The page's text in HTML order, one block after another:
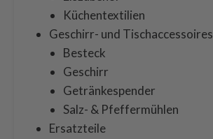
Küchentextilien
Geschirr- und Tischaccessoires
Besteck
Geschirr
Getränkespender
Salz- & Pfeffermühlen
Ersatzteile